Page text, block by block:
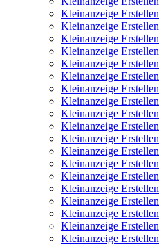
Kleinanzeige Erstellen
Kleinanzeige Erstellen
Kleinanzeige Erstellen
Kleinanzeige Erstellen
Kleinanzeige Erstellen
Kleinanzeige Erstellen
Kleinanzeige Erstellen
Kleinanzeige Erstellen
Kleinanzeige Erstellen
Kleinanzeige Erstellen
Kleinanzeige Erstellen
Kleinanzeige Erstellen
Kleinanzeige Erstellen
Kleinanzeige Erstellen
Kleinanzeige Erstellen
Kleinanzeige Erstellen
Kleinanzeige Erstellen
Kleinanzeige Erstellen
Kleinanzeige Erstellen